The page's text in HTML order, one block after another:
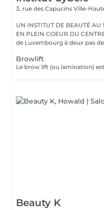
3, rue des Capucins Ville-
UN INSTITUT DE BEAUTÉ AU
EN PLEIN COEUR DU CENTRE VILLE Situé en
de Luxembourg à deux pas de
Browlift
Beauty K